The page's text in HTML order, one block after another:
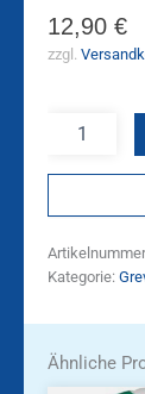
12,90 €
zzgl.
Kategorie:
Ähnliche